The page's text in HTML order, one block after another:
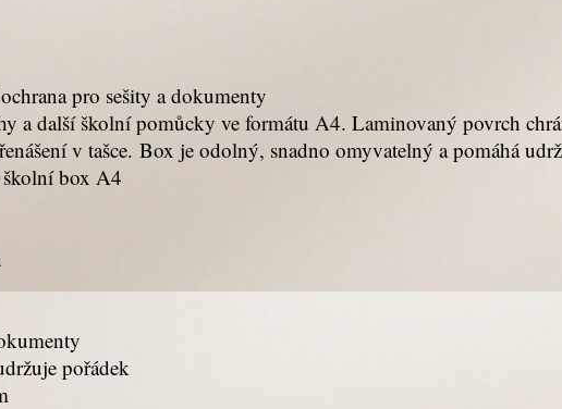
pro sešity a dokumenty
a další školní pomůcky ve formátu A4. Laminovaný povrch
v tašce. Box je odolný, snadno omyvatelný a pomáhá
školní box A4
pořádek